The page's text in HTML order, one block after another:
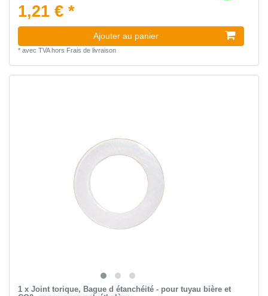
1,21 € *
Ajouter au panier
* avec TVAhors Frais de livraison
1 x Joint torique, Bague d étanchéité - pour tuyau bière et